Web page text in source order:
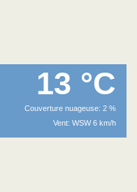
13 °C
Couverture nuageuse: 2 %
Vent: WSW 6 km/h